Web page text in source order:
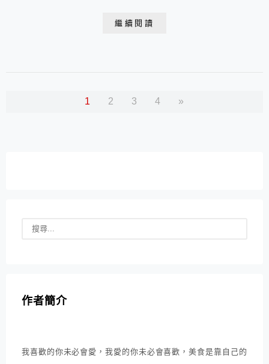
成懶人包分享。 ※灰熊爸&昀寶媽不是賣家，請不要留
繼續閱讀
1 2 3 4 »
作者簡介
我喜歡的你未必會愛，我愛的你未必會喜歡，美食是靠自己的